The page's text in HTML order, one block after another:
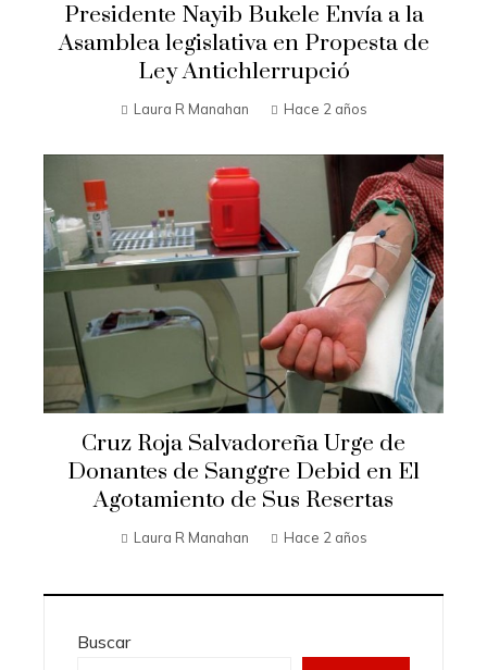
Presidente Nayib Bukele Envía a la
Asamblea legislativa en Propesta de
Ley Antichlerrupció
Laura R Manahan Hace 2 años
Cruz Roja Salvadoreña Urge de
Donantes de Sanggre Debid en El
Agotamiento de Sus Resertas
Laura R Manahan Hace 2 años
Buscar